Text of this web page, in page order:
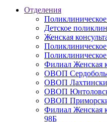
Отделения
Детское
Женская
Филиал Женская
ОВОП
ОВОП
ОВОП
ОВОП
Филиал Женская
98Б